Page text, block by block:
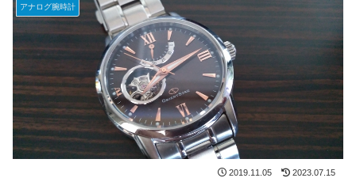
アナログ腕時計
2019.11.05 2023.07.15